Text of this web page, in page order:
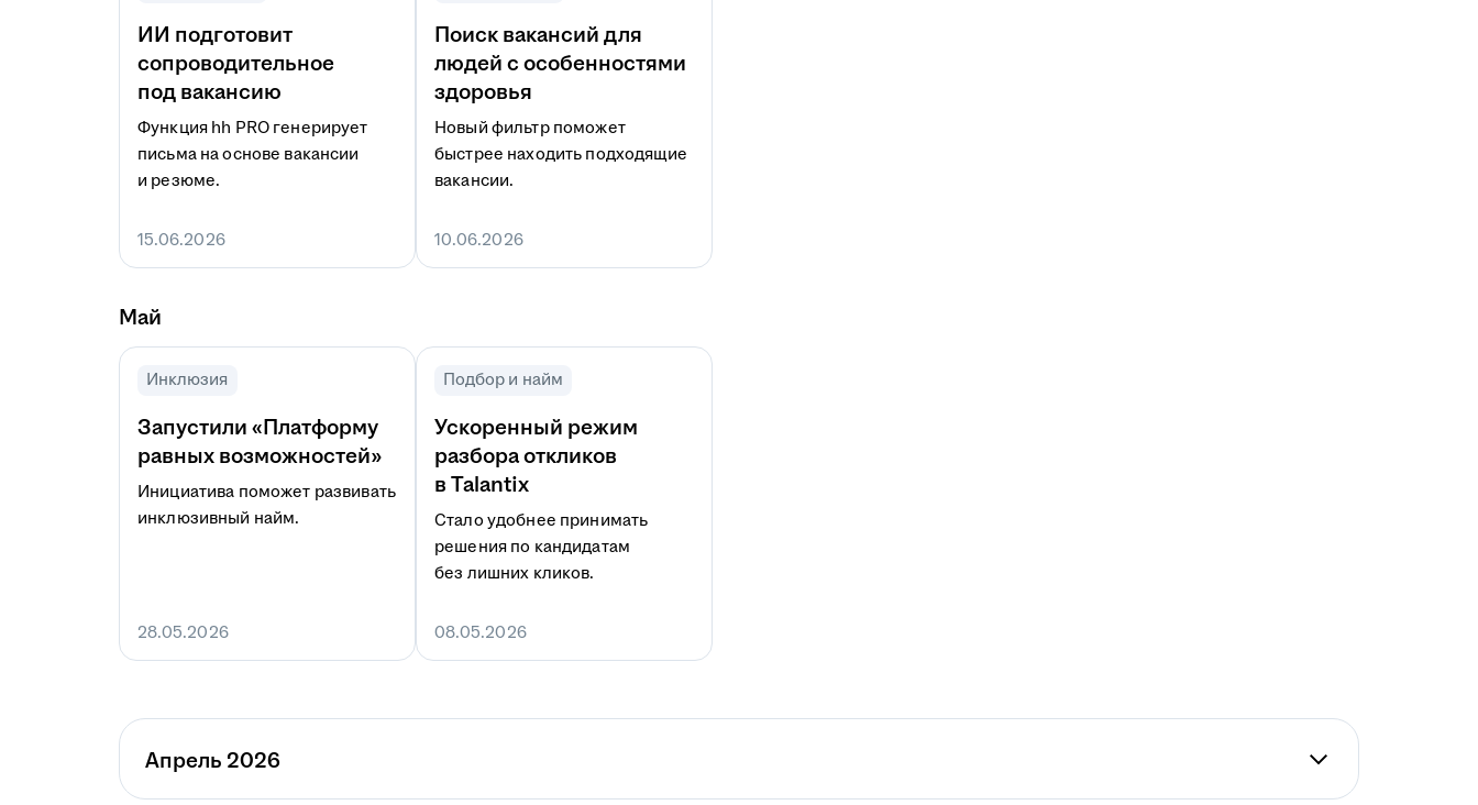
ИИ подготовит
сопроводительное
под вакансию
Функция hh PRO генерирует
письма на основе вакансии
и резюме.
15.06.2026
Поиск вакансий для
людей с особенностями
здоровья
Новый фильтр поможет
быстрее находить подходящие
вакансии.
10.06.2026
Май
Инклюзия
Запустили «Платформу
равных возможностей»
Инициатива поможет развивать
инклюзивный найм.
28.05.2026
Подбор и найм
Ускоренный режим
разбора откликов
в Talantix
Стало удобнее принимать
решения по кандидатам
без лишних кликов.
08.05.2026
Апрель 2026